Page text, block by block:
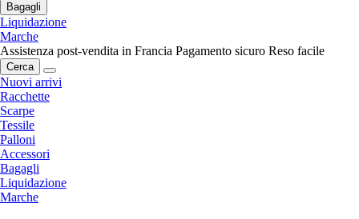
Bagagli
Liquidazione
Marche
Assistenza post-vendita in Francia Pagamento sicuro Reso facile
Cerca
Nuovi arrivi
Racchette
Scarpe
Tessile
Palloni
Accessori
Bagagli
Liquidazione
Marche